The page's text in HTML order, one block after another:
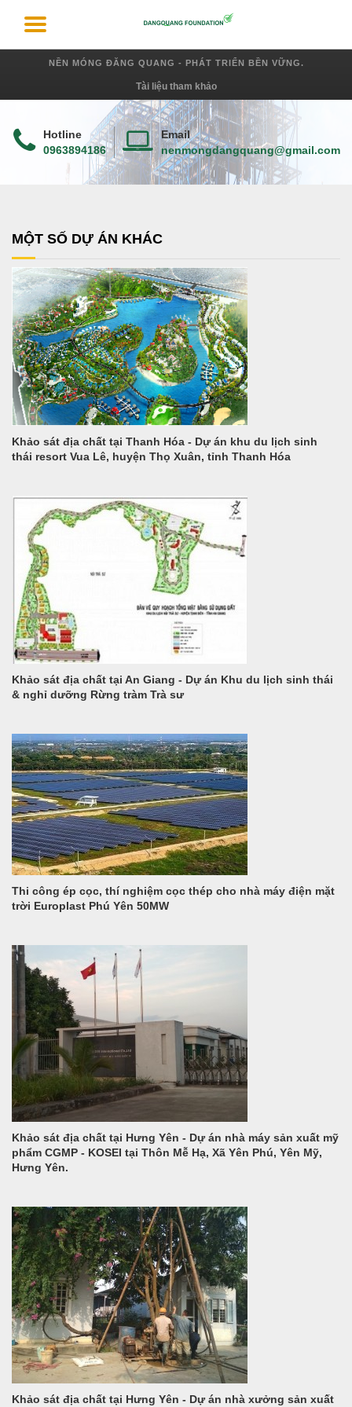
NỀN MÓNG ĐĂNG QUANG - PHÁT TRIỂN BỀN VỮNG.
Tài liệu tham khảo
Hotline
0963894186
Email
nenmongdangquang@gmail.com
MỘT SỐ DỰ ÁN KHÁC
Khảo sát địa chất tại Thanh Hóa - Dự án khu du lịch sinh
thái resort Vua Lê, huyện Thọ Xuân, tỉnh Thanh Hóa
Khảo sát địa chất tại An Giang - Dự án Khu du lịch sinh thái
& nghỉ dưỡng Rừng tràm Trà sư
Thi công ép cọc, thí nghiệm cọc thép cho nhà máy điện mặt
trời Europlast Phú Yên 50MW
Khảo sát địa chất tại Hưng Yên - Dự án nhà máy sản xuất mỹ
phẩm CGMP - KOSEI tại Thôn Mễ Hạ, Xã Yên Phú, Yên Mỹ,
Hưng Yên.
Khảo sát địa chất tại Hưng Yên - Dự án nhà xưởng sản xuất